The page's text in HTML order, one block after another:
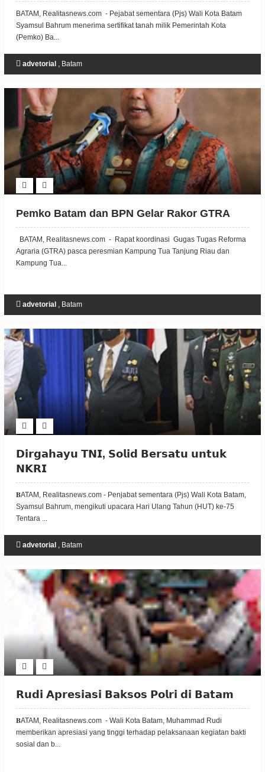
BATAM, Realitasnews.com - Pejabat sementara (Pjs) Wali Kota Batam
Syamsul Bahrum menerima sertifikat tanah milik Pemerintah Kota
(Pemko) Ba...
advetorial, Batam
Pemko Batam dan BPN Gelar Rakor GTRA
BATAM, Realitasnews.com - Rapat koordinasi Gugas Tugas Reforma
Agraria (GTRA) pasca peresmian Kampung Tua Tanjung Riau dan
Kampung Tua...
advetorial, Batam
𝗗𝗶𝗿𝗴𝗮𝗵𝗮𝘆𝘂 𝗧𝗡𝗜, 𝗦𝗼𝗹𝗶𝗱 𝗕𝗲𝗿𝘀𝗮𝘁𝘂 𝘂𝗻𝘁𝘂𝗸
𝗡𝗞𝗥𝗜
𝐁ATAM, Realitasnews.com - Penjabat sementara (Pjs) Wali Kota Batam,
Syamsul Bahrum, mengikuti upacara Hari Ulang Tahun (HUT) ke-75
Tentara ...
advetorial, Batam
𝗥𝘂𝗱𝗶 𝗔𝗽𝗿𝗲𝘀𝗶𝗮𝘀𝗶 𝗕𝗮𝗸𝘀𝗼𝘀 𝗣𝗼𝗹𝗿𝗶 𝗱𝗶 𝗕𝗮𝘁𝗮𝗺
𝐁ATAM, Realitasnews.com - Wali Kota Batam, Muhammad Rudi
memberikan apresiasi yang tinggi terhadap pelaksanaan kegiatan bakti
sosial dan b...